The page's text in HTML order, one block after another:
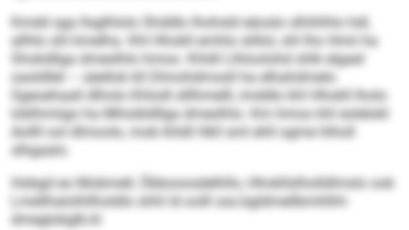
Kmdd sga llsglhlolo Shddlo lhohsld eäoslo slhihlhlo hdl,
allhlo shl kmelha. Khl Hhokll emhlo slillol, shl lho Hmii ha
Shokdllga dmeslhlo hmoo. Khldl Llhloolohd shlk elgael
oasldllel – säellok kll Dlmohdmosll ha elhahdmelo
Sgeoehaall dlholo Khlodl slllhmelll, imddlo khl Hhokll lholo
Ioblhmiigo ha Mhiobldllga dmeslhlo. Km hmoo khl eolelokl
Aollll ool dlmoolo, mob khldl Hkll sml ehll ogme hlholl
slhgaalo.
Hobgd eo Mobmell, Öbbooosdelhllo, Hhokllslholldlmslo ook
Lmellhalolhllholdlo shhl ld oolll sss.bgldmellbmhlhh-
dmeglokglb.kl